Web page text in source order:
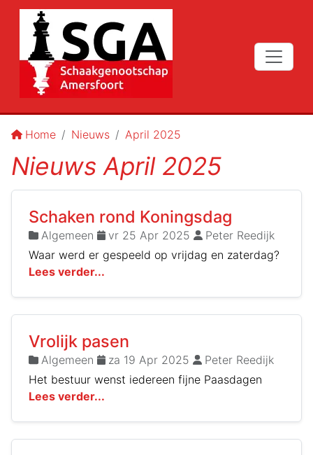
Home Nieuws April 2025
Nieuws April 2025
Schaken rond Koningsdag
Algemeen vr 25 Apr 2025
Peter Reedijk
Waar werd er gespeeld op vrijdag en zaterdag?
Lees verder...
Vrolijk pasen
Algemeen za 19 Apr 2025
Peter Reedijk
Het bestuur wenst iedereen fijne Paasdagen
Lees verder...